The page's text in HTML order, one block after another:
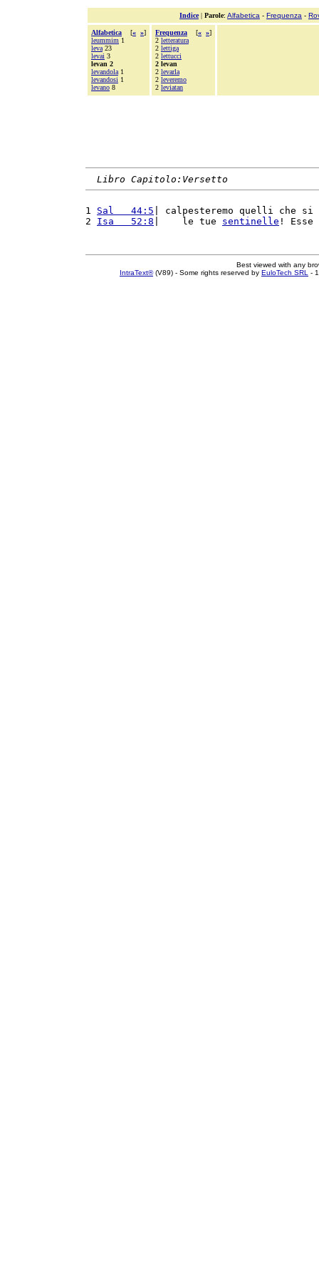
Indice| Parole: Alfabetica - Frequenza -
Alfabetica [« »]
leummim 1
leva 23
levai 3
levan 2
levandola 1
levandosi 1
levano 8
Frequenza [« »]
2 letteratura
2 lettiga
2 lettucci
2 levan
2 levarla
2 leveremo
2 leviatan
Libro Capitolo:Versetto
1 Sal   44:5 | calpesteremo quelli che si
2 Isa   52:8 |    le tue sentinelle ! Esse
Best viewed with any
IntraText®(V89) - Some rights reserved by EuloTech SRL -